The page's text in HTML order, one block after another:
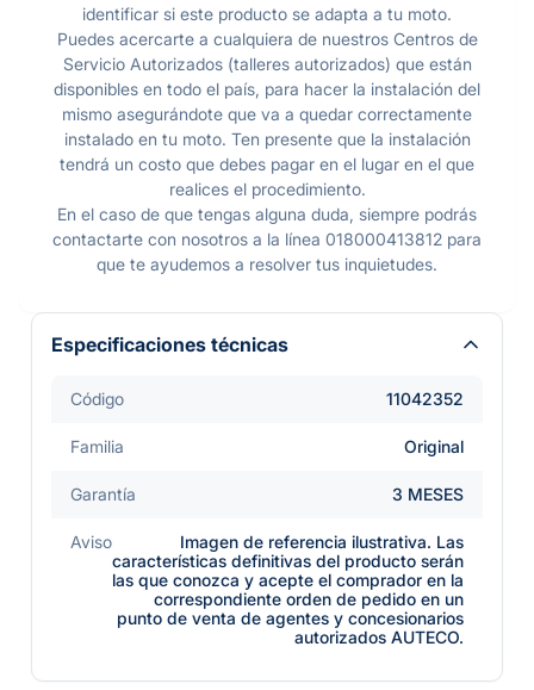
identificar si este producto se adapta a tu moto.
Puedes acercarte a cualquiera de nuestros Centros de
Servicio Autorizados (talleres autorizados) que están
disponibles en todo el país, para hacer la instalación del
mismo asegurándote que va a quedar correctamente
instalado en tu moto. Ten presente que la instalación
tendrá un costo que debes pagar en el lugar en el que
realices el procedimiento.
En el caso de que tengas alguna duda, siempre podrás
contactarte con nosotros a la línea 018000413812 para
que te ayudemos a resolver tus inquietudes.
Especificaciones técnicas
Código 11042352
Familia Original
Garantía 3 MESES
Aviso
Imagen de referencia ilustrativa. Las
características definitivas del producto serán
las que conozca y acepte el comprador en la
correspondiente orden de pedido en un
punto de venta de agentes y concesionarios
autorizados AUTECO.